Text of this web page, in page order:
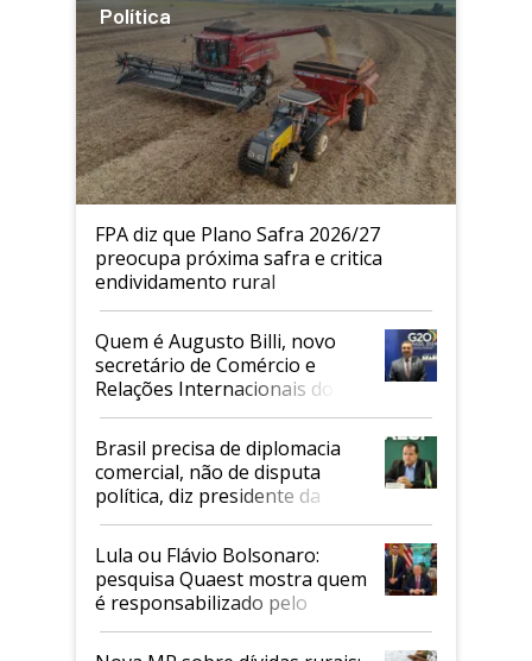
Política
FPA diz que Plano Safra 2026/27
preocupa próxima safra e critica
endividamento rural
Quem é Augusto Billi, novo
secretário de Comércio e
Relações Internacionais do
Mapa
Brasil precisa de diplomacia
comercial, não de disputa
política, diz presidente da
Faesp
Lula ou Flávio Bolsonaro:
pesquisa Quaest mostra quem
é responsabilizado pelo
tarifaço dos EUA